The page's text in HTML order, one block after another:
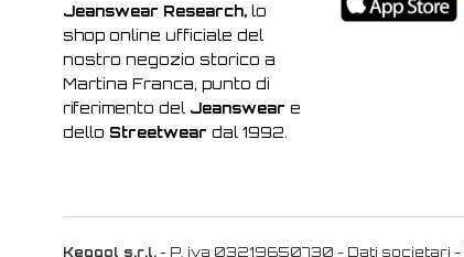
Jeanswear Research, lo
shop online ufficiale del
nostro negozio storico a
Martina Franca, punto di
riferimento del Jeanswear e
dello Streetwear dal 1992.
Keggol s.r.l. - P. iva 03219650730 - Dati societari -